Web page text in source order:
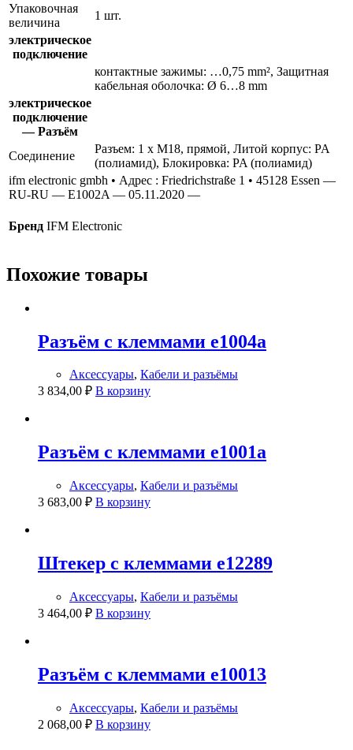
Упаковочная
величина
1 шт.
электрическое
подключение
контактные зажимы: …0,75 mm², Защитная
кабельная оболочка: Ø 6…8 mm
электрическое
подключение
— Разъём
Соединение
Разъем: 1 x M18, прямой, Литой корпус: PA
(полиамид), Блокировка: PA (полиамид)
ifm electronic gmbh • Адрес : Friedrichstraße 1 • 45128 Essen —
RU-RU — E1002A — 05.11.2020 —
Бренд IFM Electronic
Похожие товары
Разъём с клеммами e1004a
Аксессуары, Кабели и разъёмы
3 834,00 ₽ В корзину
Разъём с клеммами e1001a
Аксессуары, Кабели и разъёмы
3 683,00 ₽ В корзину
Штекер с клеммами e12289
Аксессуары, Кабели и разъёмы
3 464,00 ₽ В корзину
Разъём с клеммами e10013
Аксессуары, Кабели и разъёмы
2 068,00 ₽ В корзину